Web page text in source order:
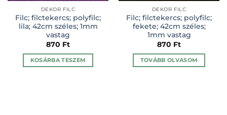
DEKOR FILC
Filc; filctekercs; polyfilc;
lila; 42cm széles; 1mm
vastag
870 Ft
KOSÁRBA TESZEM
DEKOR FILC
Filc; filctekercs; polyfilc;
fekete; 42cm széles;
1mm vastag
870 Ft
TOVÁBB OLVASOM